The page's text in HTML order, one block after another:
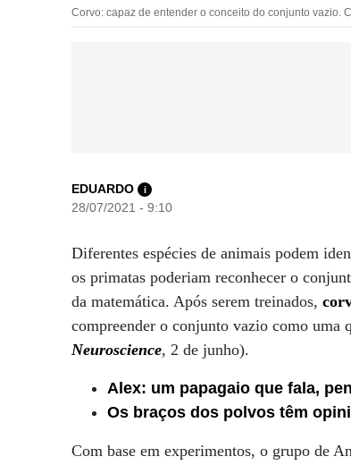
Corvo: capaz de entender o conceito do conjunto vazio.
EDUARDO i
28/07/2021 - 9:10
Diferentes espécies de animais podem
os primatas poderiam reconhecer o
da matemática. Após serem treinados,
compreender o conjunto vazio como uma
Neuroscience, 2 de junho).
Alex: um papagaio que fala,
Os braços dos polvos têm
Com base em experimentos, o grupo de